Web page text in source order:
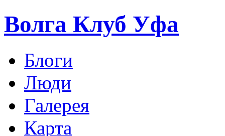
Волга Клуб Уфа
Блоги
Люди
Галерея
Карта